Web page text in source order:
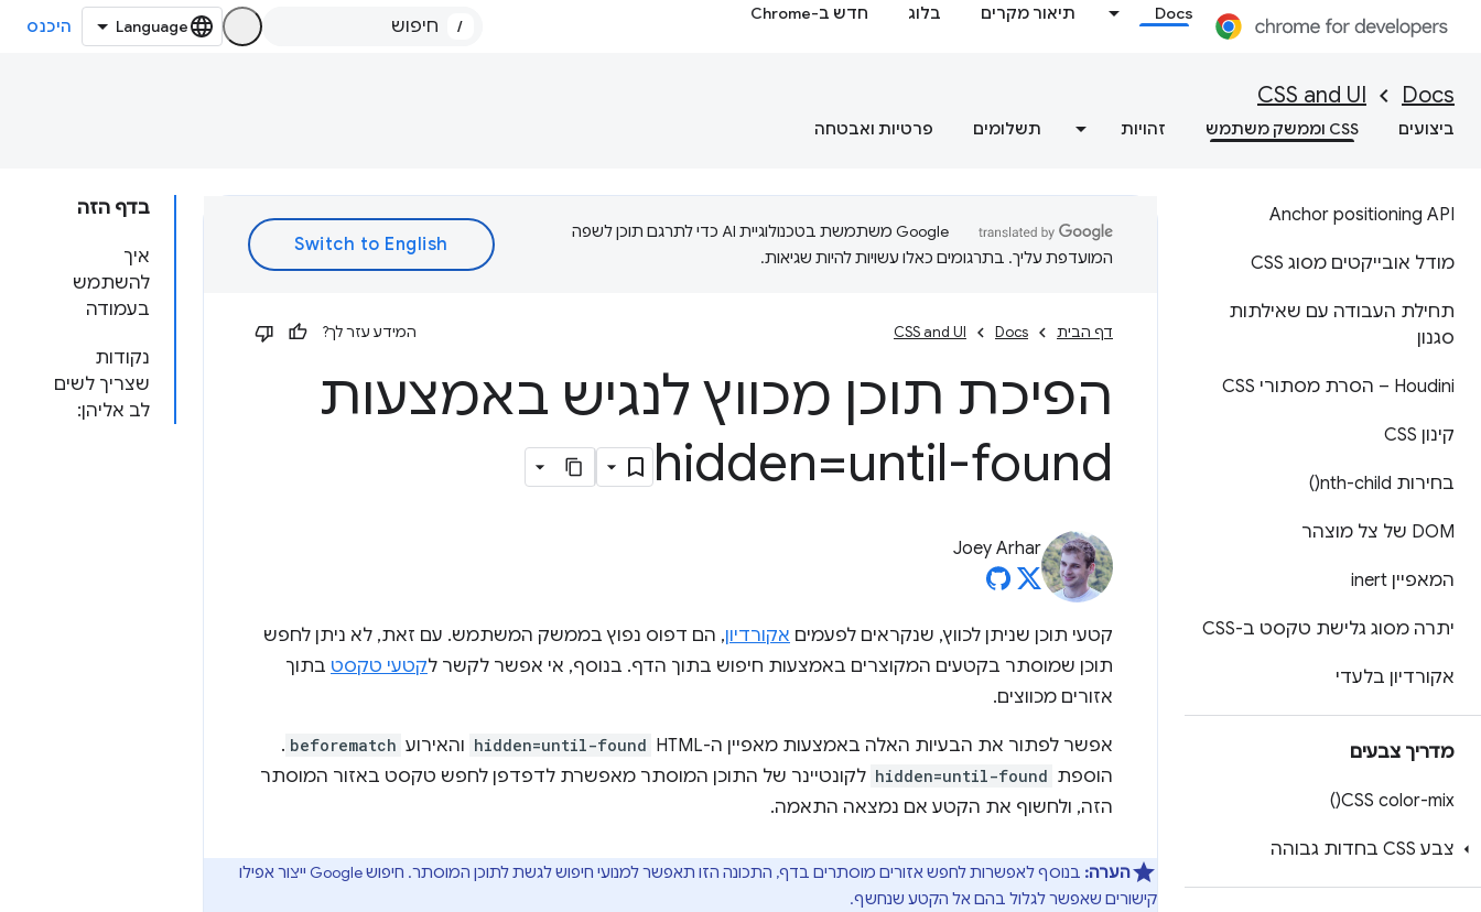
Docs תיאור מקרים בלוג חדש ב-Chrome
/ היכנס
Docs
CSS and UI
ביצועים CSS וממשק משתמש זהויות תשלומים פרטיות ואבטחה
Anchor positioning API
מודל אובייקטים מסוג CSS
תחילת העבודה עם שאילתות
סגנון
Houdini – הסרת מסתורי CSS
קינון CSS
בחירות nth-child(
)
DOM של צל מוצהר
המאפיין inert
יתרה מסוג גלישת טקסט ב-CSS
אקורדיון בלעדי
מדריך צבעים
CSS color-mix(
)
צבע CSS בחדות גבוהה
בדף הזה
איך
להשתמש
בעמודה
נקודות
שצריך לשים
לב אליהן:
‫Google משתמשת בטכנולוגיית AI כדי לתרגם תוכן לשפה
המועדפת עליך. בתרגומים כאלו עשויות להיות שגיאות.
דף הבית Docs
CSS and UI המידע עזר לך?
הפיכת תוכן מכווץ לנגיש באמצעות
hidden=until-found
Joey Arhar
קטעי תוכן שניתן לכווץ, שנקראים לפעמים אקורדיון, הם דפוס נפוץ בממשק המשתמש. עם זאת, לא ניתן לחפש
תוכן שמוסתר בקטעים המקוצרים באמצעות חיפוש בתוך הדף. בנוסף, אי אפשר לקשר לקטעי טקסט בתוך
אזורים מכווצים.
אפשר לפתור את הבעיות האלה באמצעות מאפיין ה-HTML hidden=until-found והאירוע beforematch
.
הוספת hidden=until-found לקונטיינר של התוכן המוסתר מאפשרת לדפדפן לחפש טקסט באזור המוסתר
הזה, ולחשוף את הקטע אם נמצאה התאמה.
הערה:
בנוסף לאפשרות לחפש אזורים מוסתרים בדף, התכונה הזו תאפשר למנועי חיפוש לגשת לתוכן המוסתר. חיפוש Google ייצור אפילו
קישורים שאפשר לגלול בהם אל הקטע שנחשף.